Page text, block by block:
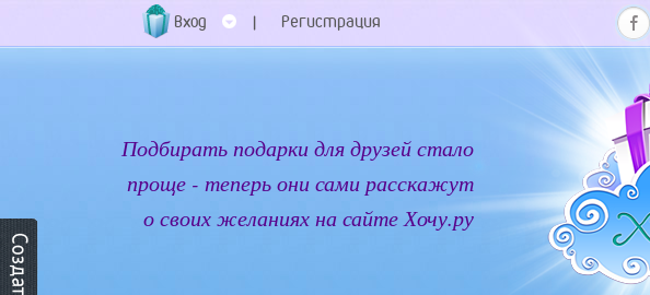
Вход | Регистрация
Подбирать подарки для друзей стало
проще - теперь они сами расскажут
о своих желаниях на сайте Хочу.ру